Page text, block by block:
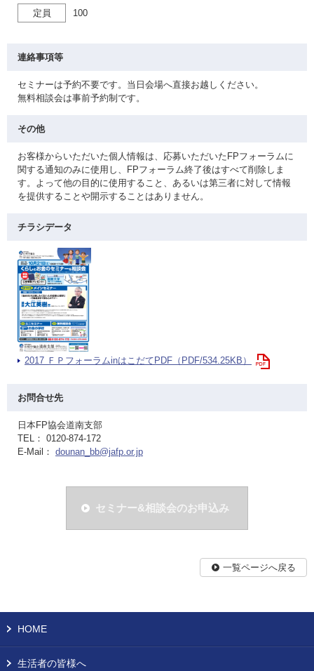
定員 100
連絡事項等
セミナーは予約不要です。当日会場へ直接お越しください。
無料相談会は事前予約制です。
その他
お客様からいただいた個人情報は、応募いただいたFPフォーラムに
関する通知のみに使用し、FPフォーラム終了後はすべて削除しま
す。よって他の目的に使用すること、あるいは第三者に対して情報
を提供することや開示することはありません。
チラシデータ
2017 ＦＰフォーラムinはこだてPDF（PDF/534.25KB）
お問合せ先
日本FP協会道南支部
TEL： 0120-874-172
E-Mail： dounan_bb@jafp.or.jp
セミナー&相談会のお申込み
一覧ページへ戻る
HOME
生活者の皆様へ